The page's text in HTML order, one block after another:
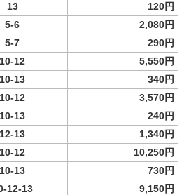
13
120円
5-6
2,080円
5-7
290円
10-12
5,550円
10-13
340円
10-12
3,570円
10-13
240円
12-13
1,340円
10-12
10,250円
10-13
730円
12-13 9,150円